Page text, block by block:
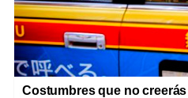
Costumbres que no creerás